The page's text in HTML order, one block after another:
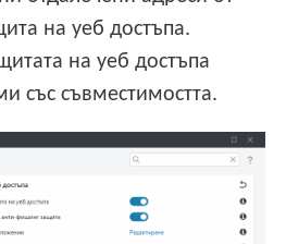
на уеб достъпа.
на уеб достъпа
със съвместимостта.